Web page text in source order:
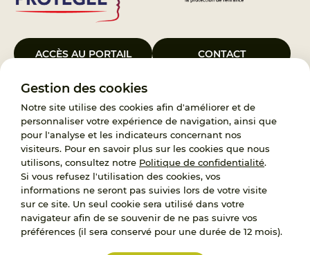
Gestion des cookies
Notre site utilise des cookies afin d'améliorer et de
personnaliser votre expérience de navigation, ainsi que
pour l'analyse et les indicateurs concernant nos
visiteurs. Pour en savoir plus sur les cookies que nous
utilisons, consultez notre Politique de confidentialité.
Si vous refusez l'utilisation des cookies, vos
informations ne seront pas suivies lors de votre visite
sur ce site. Un seul cookie sera utilisé dans votre
navigateur afin de se souvenir de ne pas suivre vos
préférences (il sera conservé pour une durée de 12 mois).
ACCÈS AU PORTAIL CONTACT
Le Groupement d’Intérêt Public France Enfance Protégée, créé le 5
janvier 2023, a pour objet d’assurer les missions de service public du
119, d’accompagnement des adoptants et de traitement des
demandes d’accès aux origines personnelles. France Enfance
Protégée est également un observatoire et une ressource pour
l’ensemble des professionnels, ainsi qu’un appui à l’élaboration de la
politique publique à travers le soutien à l’activité des conseils
nationaux.
RECRUTEMENT